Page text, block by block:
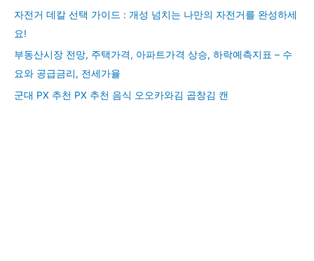
자전거 데칼 선택 가이드 : 개성 넘치는 나만의 자전거를 완성하세
요!
부동산시장 전망, 주택가격, 아파트가격 상승, 하락예측지표 – 수
요와 공급금리, 전세가율
군대 PX 추천 PX 추천 음식 오오카와김 곱창김 캔